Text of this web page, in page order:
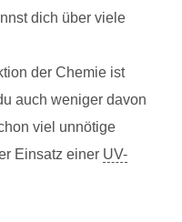
dich über viele
der Chemie ist
auch weniger davon
viel unnötige
Einsatz einer UV-